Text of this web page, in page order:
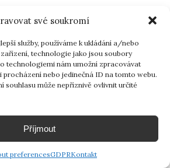
své soukromí
služby, používáme k ukládání a/nebo
technologie jako jsou soubory
technologiemi nám umožní zpracovávat
procházení nebo jedinečná ID na tomto webu.
souhlasu může nepříznivě ovlivnit určité
Příjmout
preferencesGDPRKontakt